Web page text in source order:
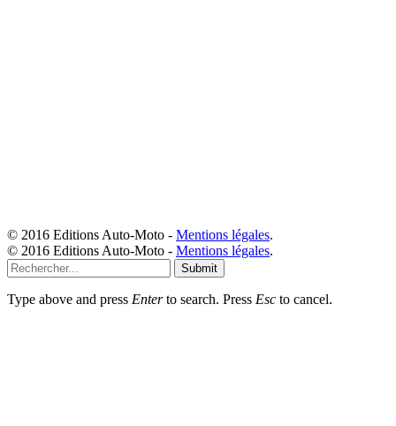
© 2016 Editions Auto-Moto - Mentions légales.
© 2016 Editions Auto-Moto - Mentions légales.
Submit
Type above and press Enterto search. Press Esc to cancel.